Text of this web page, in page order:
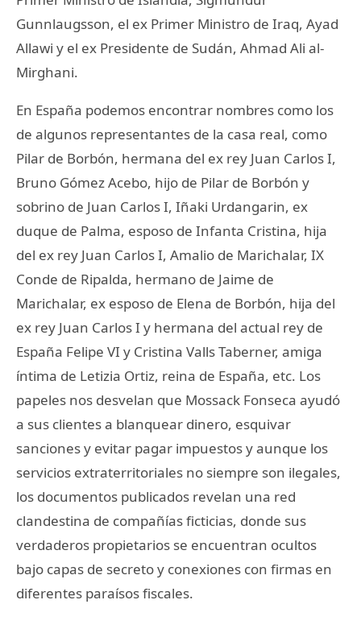
Gunnlaugsson, el ex Primer Ministro de Iraq, Ayad
Allawi y el ex Presidente de Sudán, Ahmad Ali al-
Mirghani.
En España podemos encontrar nombres como los
de algunos representantes de la casa real, como
Pilar de Borbón, hermana del ex rey Juan Carlos I,
Bruno Gómez Acebo, hijo de Pilar de Borbón y
sobrino de Juan Carlos I, Iñaki Urdangarin, ex
duque de Palma, esposo de Infanta Cristina, hija
del ex rey Juan Carlos I, Amalio de Marichalar, IX
Conde de Ripalda, hermano de Jaime de
Marichalar, ex esposo de Elena de Borbón, hija del
ex rey Juan Carlos I y hermana del actual rey de
España Felipe VI y Cristina Valls Taberner, amiga
íntima de Letizia Ortiz, reina de España, etc. Los
papeles nos desvelan que Mossack Fonseca ayudó
a sus clientes a blanquear dinero, esquivar
sanciones y evitar pagar impuestos y aunque los
servicios extraterritoriales no siempre son ilegales,
los documentos publicados revelan una red
clandestina de compañías ficticias, donde sus
verdaderos propietarios se encuentran ocultos
bajo capas de secreto y conexiones con firmas en
diferentes paraísos fiscales.